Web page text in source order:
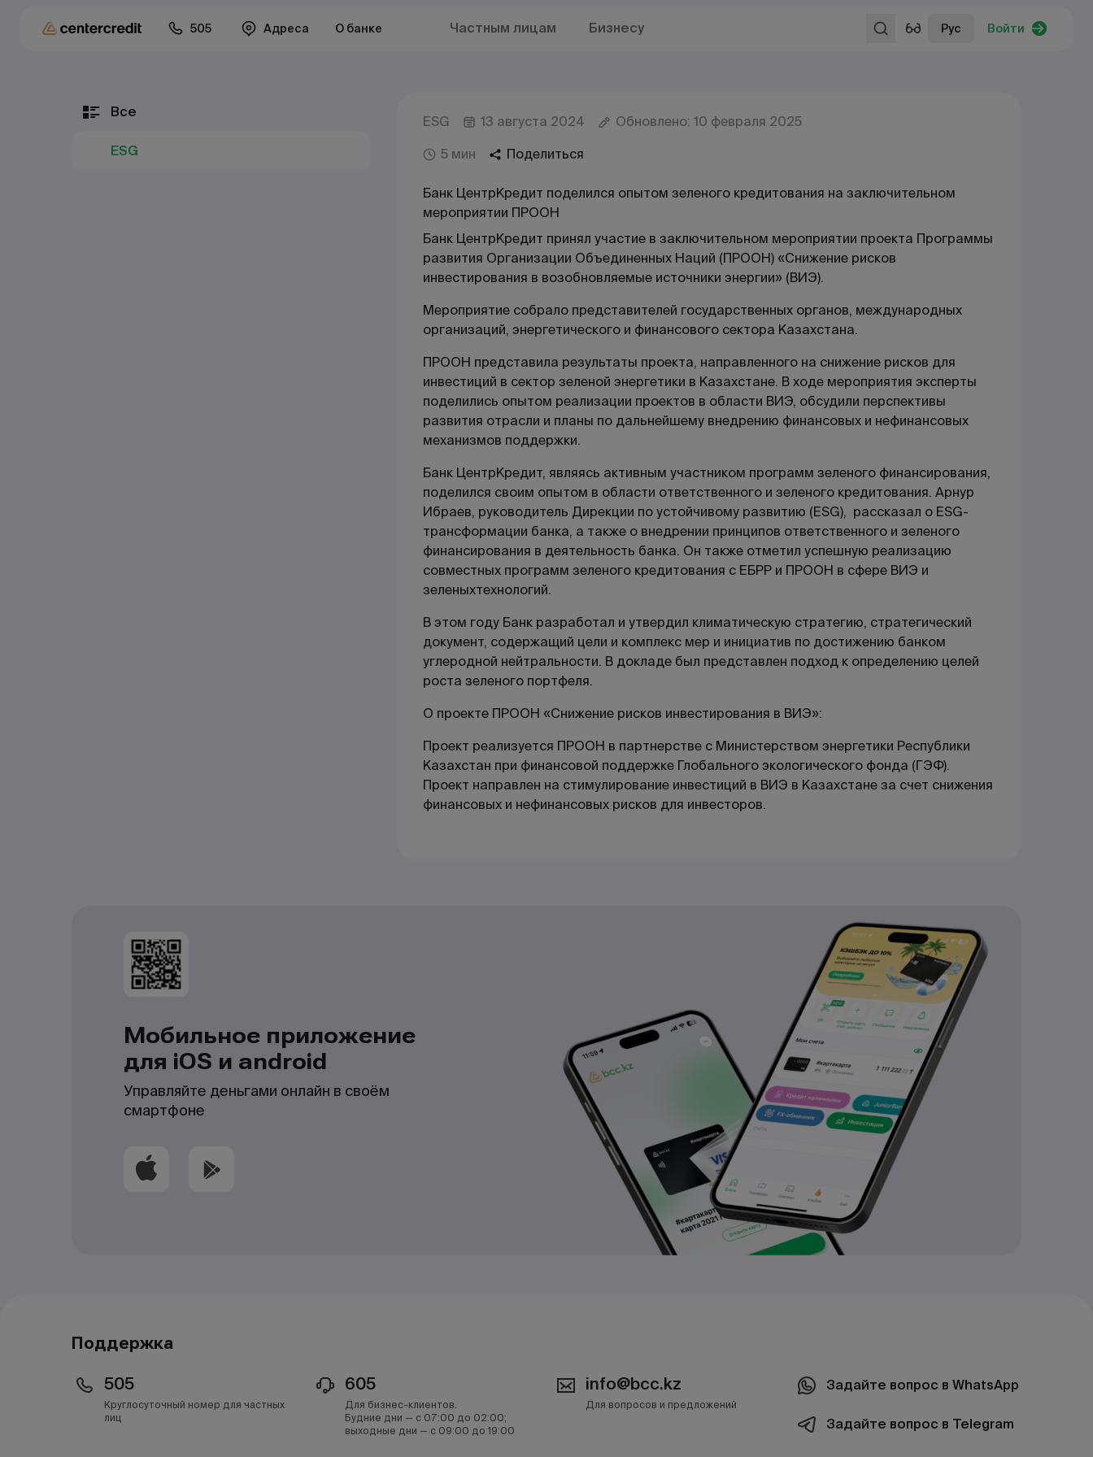
505 Адреса О банке Частным лицам Бизнесу Рус Войти
Все
ESG
ESG 13 августа 2024
Обновлено: 10 февраля 2025
5 мин
Поделиться
Банк ЦентрКредит поделился опытом зеленого кредитования на заключительном
мероприятии ПРООН
Банк ЦентрКредит принял участие в заключительном мероприятии проекта Программы
развития Организации Объединенных Наций (ПРООН) «Снижение рисков
инвестирования в возобновляемые источники энергии» (ВИЭ).
Мероприятие собрало представителей государственных органов, международных
организаций, энергетического и финансового сектора Казахстана.
ПРООН представила результаты проекта, направленного на снижение рисков для
инвестиций в сектор зеленой энергетики в Казахстане. В ходе мероприятия эксперты
поделились опытом реализации проектов в области ВИЭ, обсудили перспективы
развития отрасли и планы по дальнейшему внедрению финансовых и нефинансовых
механизмов поддержки.
Банк ЦентрКредит, являясь активным участником программ зеленого финансирования,
поделился своим опытом в области ответственного и зеленого кредитования. Арнур
Ибраев, руководитель Дирекции по устойчивому развитию (ESG), рассказал о ESG-
трансформации банка, а также о внедрении принципов ответственного и зеленого
финансирования в деятельность банка. Он также отметил успешную реализацию
совместных программ зеленого кредитования с ЕБРР и ПРООН в сфере ВИЭ и
зеленыхтехнологий.
В этом году Банк разработал и утвердил климатическую стратегию, стратегический
документ, содержащий цели и комплекс мер и инициатив по достижению банком
углеродной нейтральности. В докладе был представлен подход к определению целей
роста зеленого портфеля.
О проекте ПРООН «Снижение рисков инвестирования в ВИЭ»:
Проект реализуется ПРООН в партнерстве с Министерством энергетики Республики
Казахстан при финансовой поддержке Глобального экологического фонда (ГЭФ).
Проект направлен на стимулирование инвестиций в ВИЭ в Казахстане за счет снижения
финансовых и нефинансовых рисков для инвесторов.
Мобильное приложение
для iOS и android
Управляйте деньгами онлайн в своём
смартфоне
Поддержка
505
Круглосуточный номер для частных
лиц
605
Для бизнес-клиентов.
Будние дни — с 07:00 до 02:00;
выходные дни — с 09:00 до 19:00
info@bcc.kz
Для вопросов и предложений
Задайте вопрос в WhatsApp
Задайте вопрос в Telegram